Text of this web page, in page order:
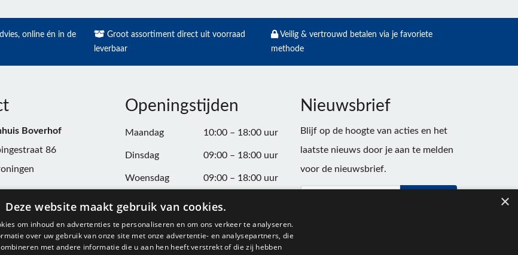
online én in de
Groot assortiment direct uit voorraad
leverbaar
Veilig & vertrouwd betalen via je favoriete
methode
Boverhof
86
Openingstijden
Maandag 10:00 – 18:00 uur
Dinsdag 09:00 – 18:00 uur
Woensdag 09:00 – 18:00 uur
Donderdag 09:00 – 20:00 uur
Vrijdag 09:00 – 18:00 uur
Zaterdag 09:00 – 17:00 uur
Nieuwsbrief
Blijf op de hoogte van acties en het
laatste nieuws door je aan te melden
voor de nieuwsbrief.
×
Deze website maakt gebruik van cookies.
om inhoud en advertenties te personaliseren en om ons verkeer te analyseren.
over uw gebruik van onze site met onze advertentie- en analysepartners, die
met andere informatie die u aan hen heeft verstrekt of die zij hebben